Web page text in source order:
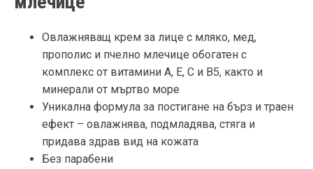
Овлажняващ крем за лице с мляко, мед,
прополис и пчелно млечице обогатен с
комплекс от витамини А, Е, С и В5, както и
минерали от мъртво море
Уникална формула за постигане на бърз и траен
ефект – овлажнява, подмладява, стяга и
придава здрав вид на кожата
Без парабени